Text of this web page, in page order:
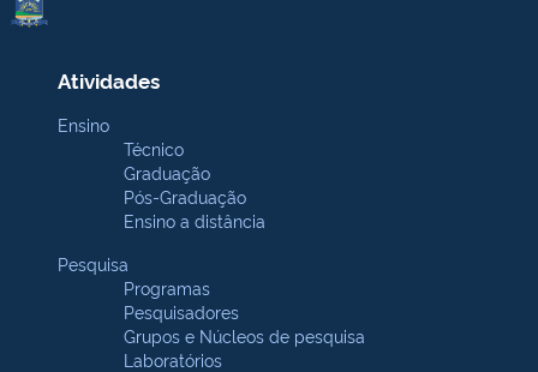
Atividades
Ensino
Técnico
Graduação
Pós-Graduação
Ensino a distância
Pesquisa
Programas
Pesquisadores
Grupos e Núcleos de pesquisa
Laboratórios